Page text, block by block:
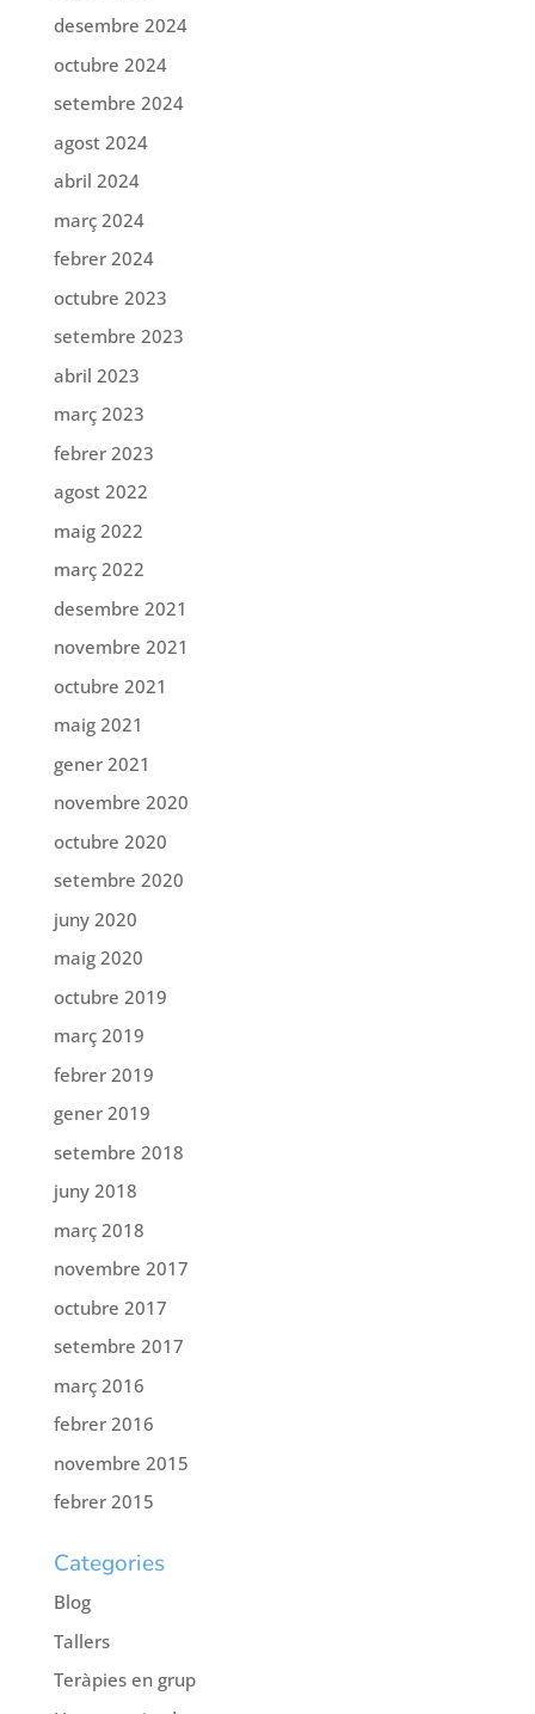
desembre 2024
octubre 2024
setembre 2024
agost 2024
abril 2024
març 2024
febrer 2024
octubre 2023
setembre 2023
abril 2023
març 2023
febrer 2023
agost 2022
maig 2022
març 2022
desembre 2021
novembre 2021
octubre 2021
maig 2021
gener 2021
novembre 2020
octubre 2020
setembre 2020
juny 2020
maig 2020
octubre 2019
març 2019
febrer 2019
gener 2019
setembre 2018
juny 2018
març 2018
novembre 2017
octubre 2017
setembre 2017
març 2016
febrer 2016
novembre 2015
febrer 2015
Categories
Blog
Tallers
Teràpies en grup